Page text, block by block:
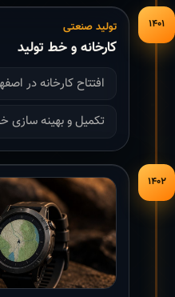
۱۴۰۱ تولید صنعتی
کارخانه و خط تولید
افتتاح کارخانه در
تکمیل و بهینه سازی
۱۴۰۲